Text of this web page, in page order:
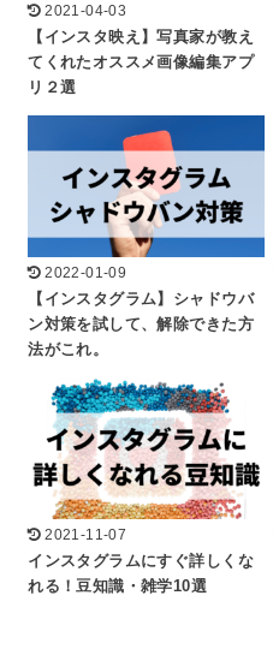
2021-04-03
【インスタ映え】写真家が教え
てくれたオススメ画像編集アプ
リ２選
2022-01-09
【インスタグラム】シャドウバ
ン対策を試して、解除できた方
法がこれ。
2021-11-07
インスタグラムにすぐ詳しくな
れる！豆知識・雑学10選